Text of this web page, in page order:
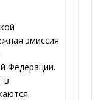
эмиссия
Федерации.
в